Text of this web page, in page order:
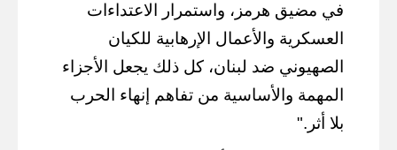
في مضيق هرمز، واستمرار الاعتداءات
العسكرية والأعمال الإرهابية للكيان
الصهيوني ضد لبنان، كل ذلك يجعل الأجزاء
المهمة والأساسية من تفاهم إنهاء الحرب
بلا أثر."